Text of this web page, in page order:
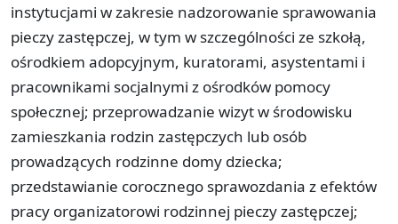
instytucjami w zakresie nadzorowanie sprawowania
pieczy zastępczej, w tym w szczególności ze szkołą,
ośrodkiem adopcyjnym, kuratorami, asystentami i
pracownikami socjalnymi z ośrodków pomocy
społecznej; przeprowadzanie wizyt w środowisku
zamieszkania rodzin zastępczych lub osób
prowadzących rodzinne domy dziecka;
przedstawianie corocznego sprawozdania z efektów
pracy organizatorowi rodzinnej pieczy zastępczej;